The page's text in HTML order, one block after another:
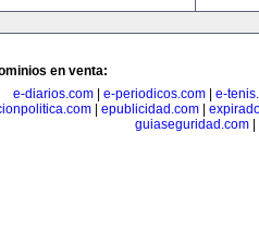
en venta:
e-diarios.com
e-periodicos.com
e-
epublicidad.com
guiaseguridad.com|